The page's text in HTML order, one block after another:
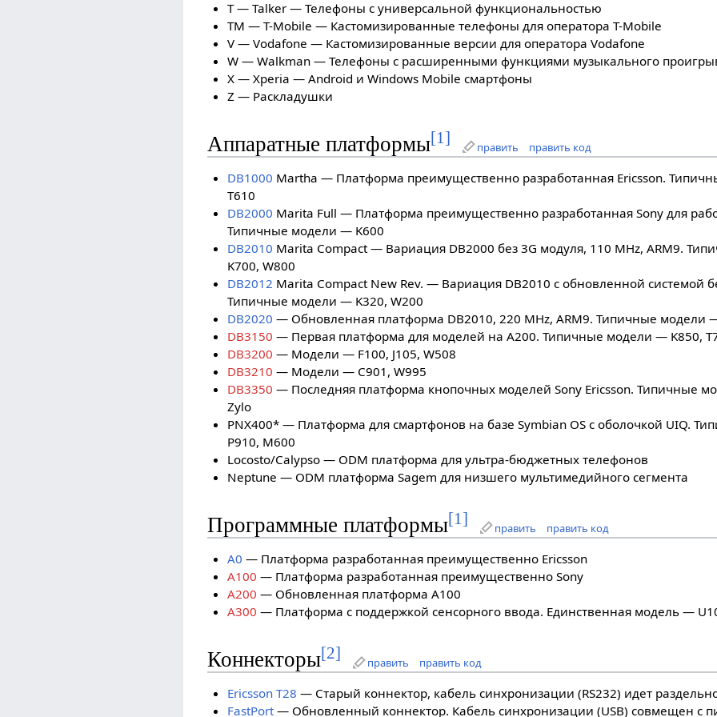
T — Talker — Телефоны с универсальной функциональностью
TM — T-Mobile — Кастомизированные телефоны для оператора T-Mobile
V — Vodafone — Кастомизированные версии для оператора Vodafone
W — Walkman — Телефоны с расширенными функциями музыкального
X — Xperia — Android и Windows Mobile смартфоны
Z — Раскладушки
Аппаратные платформы[1]
править править код
DB1000 Martha — Платформа преимущественно разработанная Ericsson.
T610
DB2000 Marita Full — Платформа преимущественно разработанная Sony для
Типичные модели — K600
DB2010 Marita Compact — Вариация DB2000 без 3G модуля, 110 MHz, ARM9.
K700, W800
DB2012 Marita Compact New Rev. — Вариация DB2010 с обновленной системой
Типичные модели — K320, W200
DB2020 — Обновленная платформа DB2010, 220 MHz, ARM9. Типичные модели
DB3150 — Первая платформа для моделей на A200. Типичные модели — K850,
DB3200 — Модели — F100, J105, W508
DB3210 — Модели — C901, W995
DB3350 — Последняя платформа кнопочных моделей Sony Ericsson. Типичные
Zylo
PNX400* — Платформа для смартфонов на базе Symbian OS с оболочкой UIQ.
P910, M600
Locosto/Calypso — ODM платформа для ультра-бюджетных телефонов
Neptune — ODM платформа Sagem для низшего мультимедийного сегмента
Программные платформы[1]
править править код
A0 — Платформа разработанная преимущественно Ericsson
A100 — Платформа разработанная преимущественно Sony
A200 — Обновленная платформа A100
A300 — Платформа с поддержкой сенсорного ввода. Единственная модель —
Коннекторы[2]
править править код
Ericsson T28 — Старый коннектор, кабель синхронизации (RS232) идет
FastPort— Обновленный коннектор. Кабель синхронизации (USB) совмещен с